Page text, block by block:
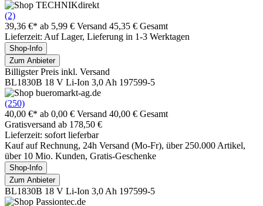
(2)
39,36 €* ab 5,99 € Versand 45,35 € Gesamt
Lieferzeit: Auf Lager, Lieferung in 1-3 Werktagen
Shop-Info
Zum Anbieter
Billigster Preis inkl. Versand
BL1830B 18 V Li-Ion 3,0 Ah 197599-5
(250)
40,00 €* ab 0,00 € Versand 40,00 € Gesamt
Gratisversand ab 178,50 €
Lieferzeit: sofort lieferbar
Kauf auf Rechnung, 24h Versand (Mo-Fr), über 250.000 Artikel,
über 10 Mio. Kunden, Gratis-Geschenke
Shop-Info
Zum Anbieter
BL1830B 18 V Li-Ion 3,0 Ah 197599-5